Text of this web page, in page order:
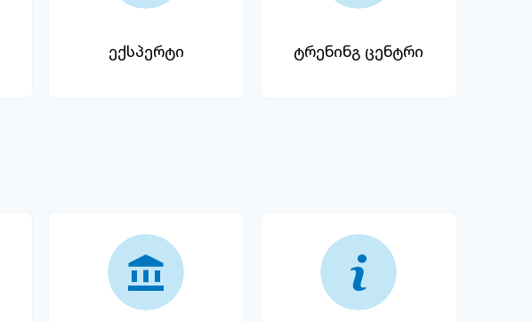
ექსპერტი ტრენინგ ცენტრი